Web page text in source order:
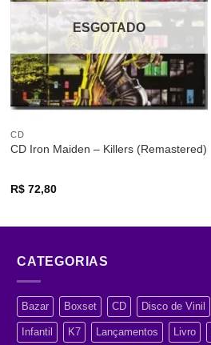
ESGOTADO
CD
CD Iron Maiden – Killers (Remastered)
R$ 72,80
CATEGORIAS
Bazar Boxset CD Disco de Vinil
Infantil K7 Lançamentos Livro